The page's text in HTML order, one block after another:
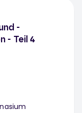
-
- Teil 4